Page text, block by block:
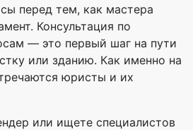
перед тем, как мастера
Консультация по
— это первый шаг на пути
или зданию. Как именно на
юристы и их
или ищете специалистов